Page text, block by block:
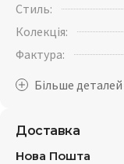
Стиль:
Колекція:
Фактура:
Доставка
Нова Пошта